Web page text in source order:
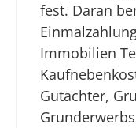
fest. Daran
Immobilien
Gutachter,